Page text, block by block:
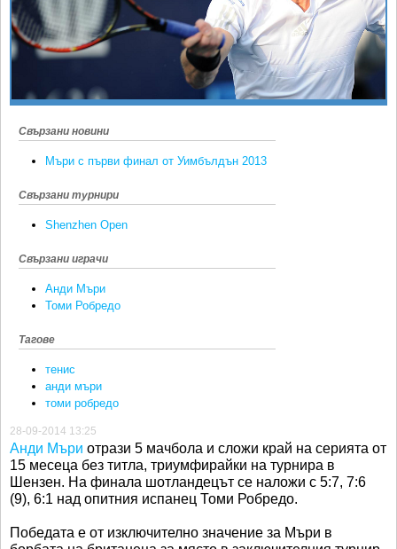
КЛУБОВЕ
БЛОГ
ВИДЕО
РАКЕТНИ
Спорт&Фитнес
Други
Любители
Свързани новини
Мъри с първи финал от Уимбълдън 2013
Свързани турнири
Shenzhen Open
Свързани играчи
Анди Мъри
Томи Робредо
Тагове
тенис
анди мъри
томи робредо
28-09-2014 13:25
Анди Мъри отрази 5 мачбола и сложи край на серията от
15 месеца без титла, триумфирайки на турнира в
Шензен. На финала шотландецът се наложи с 5:7, 7:6
(9), 6:1 над опитния испанец Томи Робредо.
Победата е от изключително значение за Мъри в